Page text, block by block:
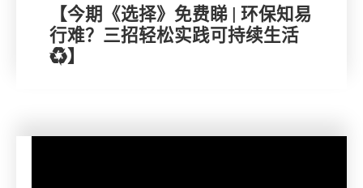
【今期《选择》免费睇 | 环保知易
行难？三招轻松实践可持续生活
♻️】